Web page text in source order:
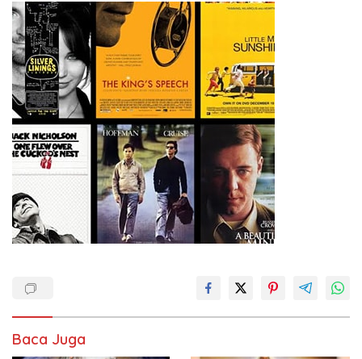
Baca Juga